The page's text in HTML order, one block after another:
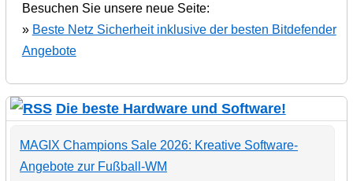
Besuchen Sie unsere neue Seite:
» Beste Netz Sicherheit inklusive der besten Bitdefender
Angebote
Die beste Hardware und Software!
MAGIX Champions Sale 2026: Kreative Software-
Angebote zur Fußball-WM